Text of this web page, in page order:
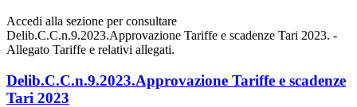
Accedi alla sezione per consultare
Delib.C.C.n.9.2023.Approvazione Tariffe e scadenze Tari 2023. -
Allegato Tariffe e relativi allegati.
Delib.C.C.n.9.2023.Approvazione Tariffe e scadenze
Tari 2023